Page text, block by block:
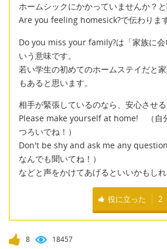
ホームシックにかかっていませんか？と
Are you feeling homesick?で伝わります
Do you miss your family?は「家族に会
いう意味です。
若い学生の初めてのホームステイだと
もあると思います。
相手が緊張しているのなら、安心させる
Please make yourself at home! （自
つろいでね！）
Don't be shy and ask me any
なんでも聞いてね！）
などと声をかけてあげるといいかもしれ
役に立った 2
8 18457